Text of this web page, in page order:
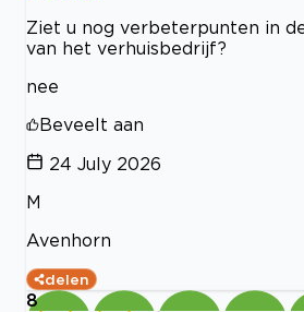
Ziet u nog verbeterpunten in
van het verhuisbedrijf?
nee
Beveelt aan
24 July 2026
M
Avenhorn
delen
8